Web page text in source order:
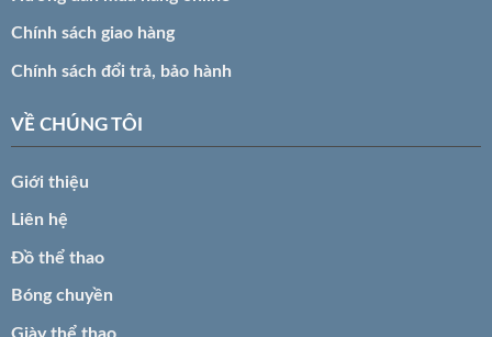
Chính sách giao hàng
Chính sách đổi trả, bảo hành
VỀ CHÚNG TÔI
Giới thiệu
Liên hệ
Đồ thể thao
Bóng chuyền